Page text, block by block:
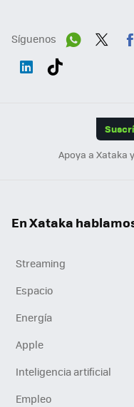
Síguenos
Apoya a Xataka
En Xataka
Streaming
Espacio
Energía
Apple
Inteligencia artificial
Empleo